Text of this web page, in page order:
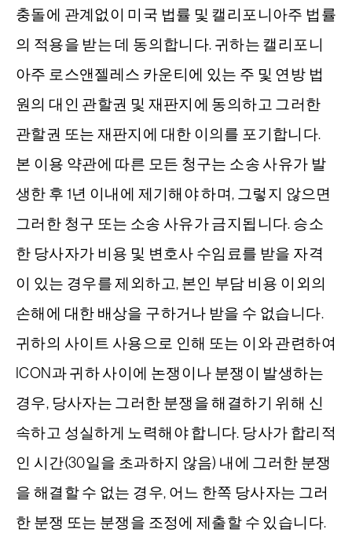
충돌에 관계없이 미국 법률 및 캘리포니아주 법률
의 적용을 받는 데 동의합니다. 귀하는 캘리포니
아주 로스앤젤레스 카운티에 있는 주 및 연방 법
원의 대인 관할권 및 재판지에 동의하고 그러한
관할권 또는 재판지에 대한 이의를 포기합니다.
본 이용 약관에 따른 모든 청구는 소송 사유가 발
생한 후 1년 이내에 제기해야 하며, 그렇지 않으면
그러한 청구 또는 소송 사유가 금지됩니다. 승소
한 당사자가 비용 및 변호사 수임료를 받을 자격
이 있는 경우를 제외하고, 본인 부담 비용 이외의
손해에 대한 배상을 구하거나 받을 수 없습니다.
귀하의 사이트 사용으로 인해 또는 이와 관련하여
ICON과 귀하 사이에 논쟁이나 분쟁이 발생하는
경우, 당사자는 그러한 분쟁을 해결하기 위해 신
속하고 성실하게 노력해야 합니다. 당사가 합리적
인 시간(30일을 초과하지 않음) 내에 그러한 분쟁
을 해결할 수 없는 경우, 어느 한쪽 당사자는 그러
한 분쟁 또는 분쟁을 조정에 제출할 수 있습니다.